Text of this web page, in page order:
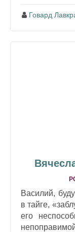
Говард
Василий,
в тайге,
его